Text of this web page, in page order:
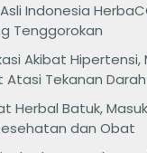
Indonesia
Tenggorokan
Akibat Hipertensi,
Atasi Tekanan
Herbal Batuk,
dan Obat